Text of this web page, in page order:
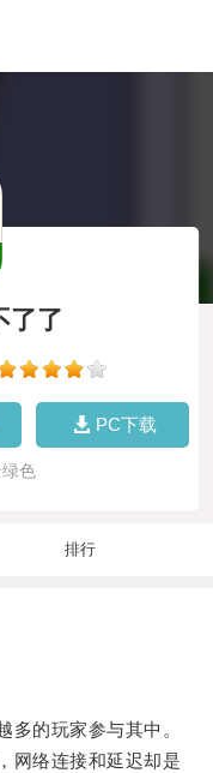
了了
PC下载
色
排行
的玩家参与其中。
络连接和延迟却是